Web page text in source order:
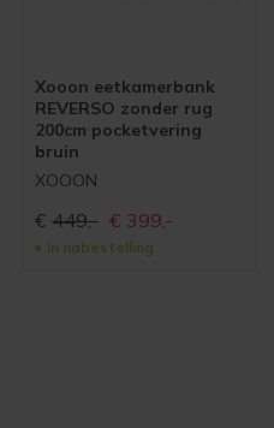
Xooon eetkamerbank
REVERSO zonder rug
200cm pocketvering
bruin
XOOON
€ 449,- Oorspronkelijke
prijs
€ 399,-
In nabestelling